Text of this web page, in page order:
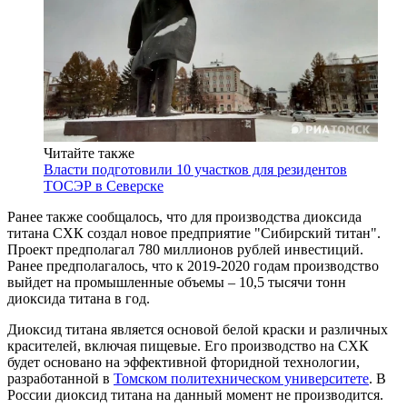
Читайте также
Власти подготовили 10 участков для резидентов
ТОСЭР в Северске
Ранее также сообщалось, что для производства диоксида
титана СХК создал новое предприятие "Сибирский титан".
Проект предполагал 780 миллионов рублей инвестиций.
Ранее предполагалось, что к 2019-2020 годам производство
выйдет на промышленные объемы – 10,5 тысячи тонн
диоксида титана в год.
Диоксид титана является основой белой краски и различных
красителей, включая пищевые. Его производство на СХК
будет основано на эффективной фторидной технологии,
разработанной в Томском политехническом университете. В
России диоксид титана на данный момент не производится.